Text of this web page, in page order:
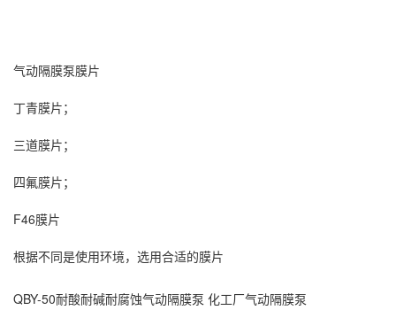
气动隔膜泵膜片
丁青膜片；
三道膜片；
四氟膜片；
F46膜片
根据不同是使用环境，选用合适的膜片
QBY-50耐酸耐碱耐腐蚀气动隔膜泵 化工厂气动隔膜泵